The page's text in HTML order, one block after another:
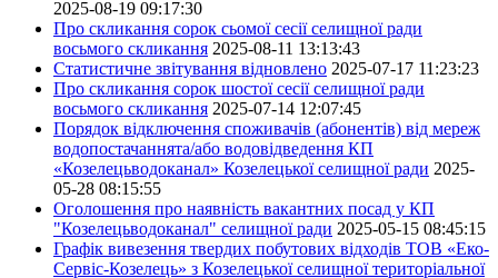
2025-08-19 09:17:30
Про скликання сорок сьомої сесії селищної ради
восьмого скликання 2025-08-11 13:13:43
Статистичне звітування відновлено 2025-07-17 11:23:23
Про скликання сорок шостої сесії селищної ради
восьмого скликання 2025-07-14 12:07:45
Порядок відключення споживачів (абонентів) від мереж
водопостачаннята/або водовідведення КП
«Козелецьводоканал» Козелецької селищної ради 2025-
05-28 08:15:55
Оголошення про наявність вакантних посад у КП
"Козелецьводоканал" селищної ради 2025-05-15 08:45:15
Графік вивезення твердих побутових відходів ТОВ «Еко-
Сервіс-Козелець» з Козелецької селищної територіальної